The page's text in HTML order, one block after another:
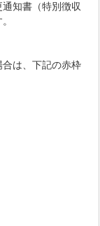
知書（特別徴収
は、下記の赤枠